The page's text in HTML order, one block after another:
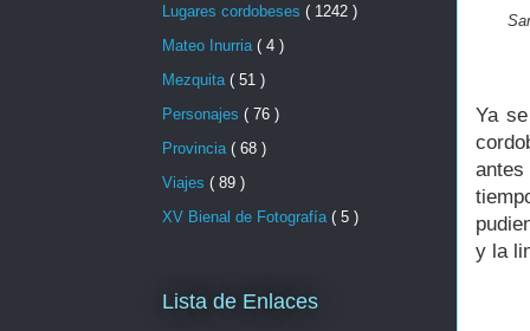
Ya
antes
y la
Lugares cordobeses ( 1242 )
Mateo Inurria ( 4 )
Mezquita ( 51 )
Personajes ( 76 )
Provincia ( 68 )
Viajes ( 89 )
XV Bienal de Fotografía ( 5 )
Lista de Enlaces